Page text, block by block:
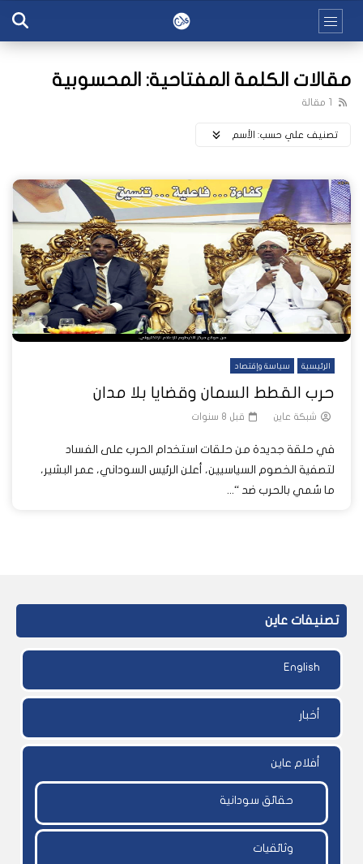
مقالات الكلمة المفتاحية: المحسوبية
1 مقالة
تصنيف علي حسب: اﻷسم
الرئيسية سياسة وإقتصاد
حرب القطط السمان وقضايا بلا مدان
شبكة عاين قبل 8 سنوات
في حلقة جديدة من حلقات استخدام الحرب على الفساد
لتصفية الخصوم السياسيين، أعلن الرئيس السوداني، عمر البشير،
ما سُمي بالحرب ضد “...
تصنيفات عاين
English
أخبار
أفلام عاين
حقائق سودانية
وثائقيات